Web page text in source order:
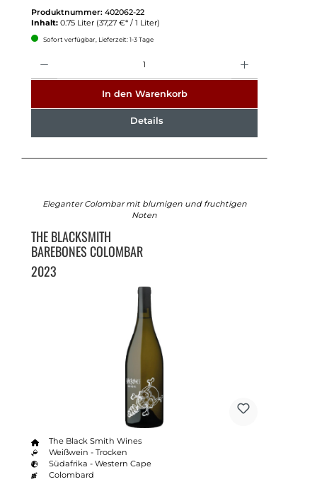
Produktnummer: 402062-22
Inhalt: 0.75 Liter (37,27 €* / 1 Liter)
Sofort verfügbar, Lieferzeit: 1-3 Tage
In den Warenkorb
Details
Eleganter Colombar mit blumigen und fruchtigen
Noten
THE BLACKSMITH
BAREBONES COLOMBAR
2023
The Black Smith Wines
Weißwein - Trocken
Südafrika - Western Cape
Colombard